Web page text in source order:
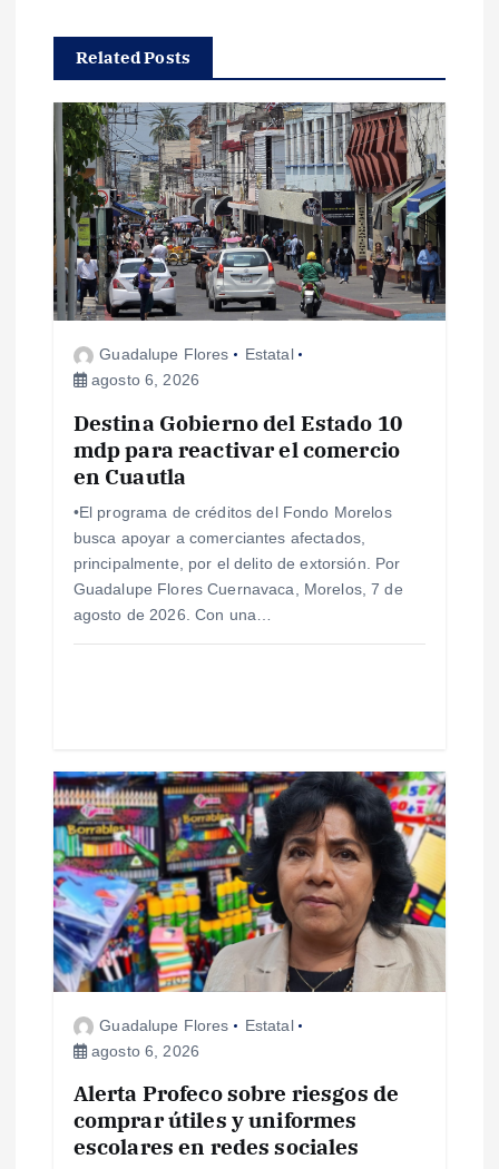
c
ó
n
d
e
Related Posts
Guadalupe Flores
Estatal
agosto 6, 2026
Destina Gobierno del Estado 10
mdp para reactivar el comercio
en Cuautla
•El programa de créditos del Fondo Morelos
busca apoyar a comerciantes afectados,
principalmente, por el delito de extorsión. Por
Guadalupe Flores Cuernavaca, Morelos, 7 de
agosto de 2026. Con una…
Guadalupe Flores
Estatal
agosto 6, 2026
Alerta Profeco sobre riesgos de
comprar útiles y uniformes
escolares en redes sociales